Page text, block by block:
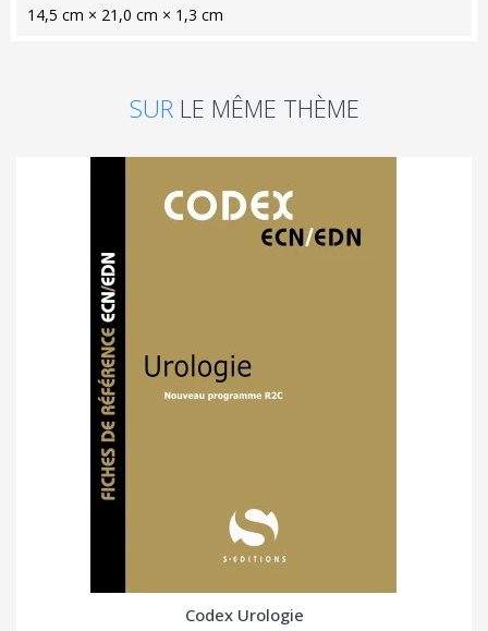
14,5 cm × 21,0 cm × 1,3 cm
SUR LE MÊME THÈME
Codex Urologie